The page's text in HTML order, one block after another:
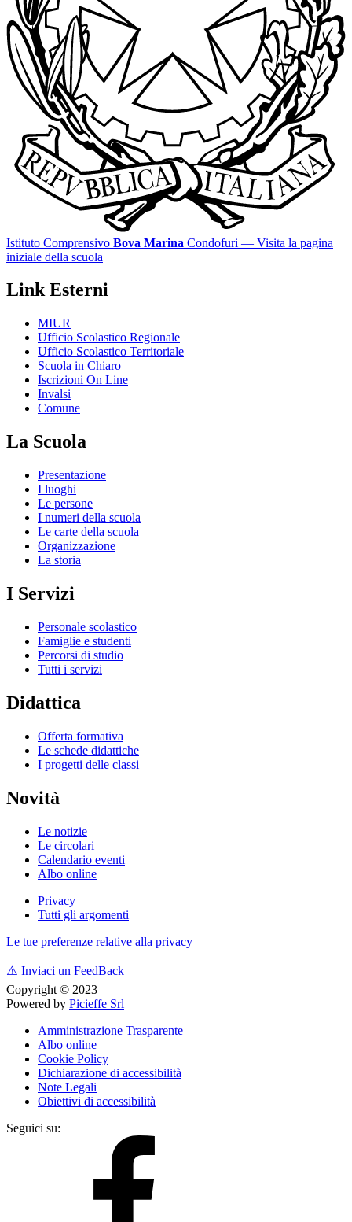
Istituto Comprensivo Bova Marina Condofuri — Visita la pagina
iniziale della scuola
Link Esterni
MIUR
Ufficio Scolastico Regionale
Ufficio Scolastico Territoriale
Scuola in Chiaro
Iscrizioni On Line
Invalsi
Comune
La Scuola
Presentazione
I luoghi
Le persone
I numeri della scuola
Le carte della scuola
Organizzazione
La storia
I Servizi
Personale scolastico
Famiglie e studenti
Percorsi di studio
Tutti i servizi
Didattica
Offerta formativa
Le schede didattiche
I progetti delle classi
Novità
Le notizie
Le circolari
Calendario eventi
Albo online
Privacy
Tutti gli argomenti
Le tue preferenze relative alla privacy
⚠️ Inviaci un FeedBack
Copyright © 2023
Powered by Picieffe Srl
Amministrazione Trasparente
Albo online
Cookie Policy
Dichiarazione di accessibilità
Note Legali
Obiettivi di accessibilità
Seguici su: